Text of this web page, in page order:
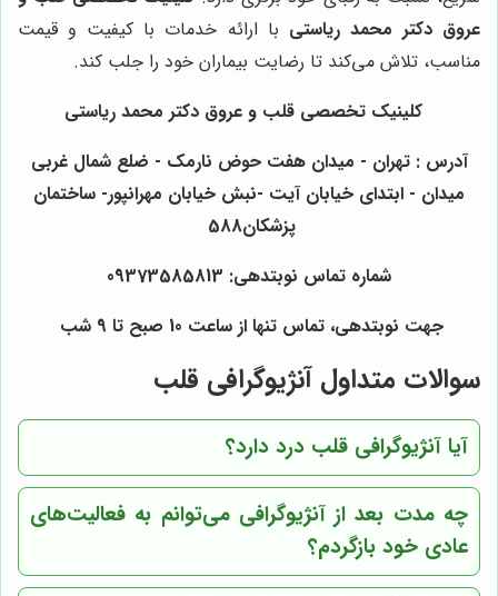
عروق دکتر محمد ریاستی با ارائه خدمات با کیفیت و قیمت
مناسب، تلاش می‌کند تا رضایت بیماران خود را جلب کند.
کلینیک تخصصی قلب و عروق دکتر محمد ریاستی
آدرس : تهران - میدان هفت حوض نارمک - ضلع شمال غربی
میدان - ابتدای خیابان آیت -نبش خیابان مهرانپور- ساختمان
پزشکان588
شماره تماس نوبتدهی:
09373585813
جهت نوبتدهی، تماس تنها از ساعت 10 صبح تا 9 شب
سوالات متداول آنژیوگرافی قلب
آیا آنژیوگرافی قلب درد دارد؟
چه مدت بعد از آنژیوگرافی می‌توانم به فعالیت‌های
عادی خود بازگردم؟